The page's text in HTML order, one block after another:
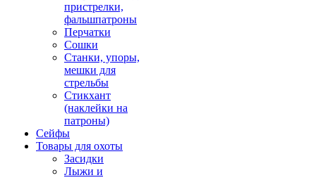
пристрелки,
фальшпатроны
Перчатки
Сошки
Станки, упоры,
мешки для
стрельбы
Стикхант
(наклейки на
патроны)
Сейфы
Товары для охоты
Засидки
Лыжи и